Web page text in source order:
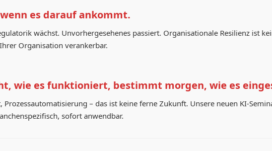
es darauf ankommt.
wächst. Unvorhergesehenes passiert. Organisationale Resilienz ist
Organisation verankerbar.
wie es funktioniert, bestimmt morgen, wie es
Prozessautomatisierung – das ist keine ferne Zukunft. Unsere neuen KI-
sofort anwendbar.